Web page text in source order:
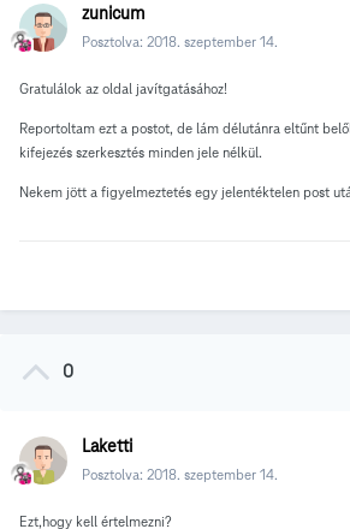
zunicum
Posztolva: 2018. szeptember 14.
Gratulálok az oldal javítgatásához!
Reportoltam ezt a postot, de lám délutánra eltűnt
kifejezés szerkesztés minden jele nélkül.
Nekem jött a figyelmeztetés egy jelentéktelen post
0
Laketti
Posztolva: 2018. szeptember 14.
Ezt,hogy kell értelmezni?